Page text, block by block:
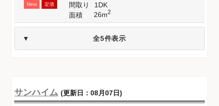
New 定借
間取り
1DK
面積
26m2
全5件表示
サンハイム (更新日：08月07日)